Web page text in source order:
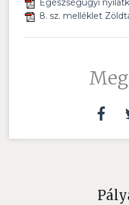
Egészségügyi
8. sz. melléklet